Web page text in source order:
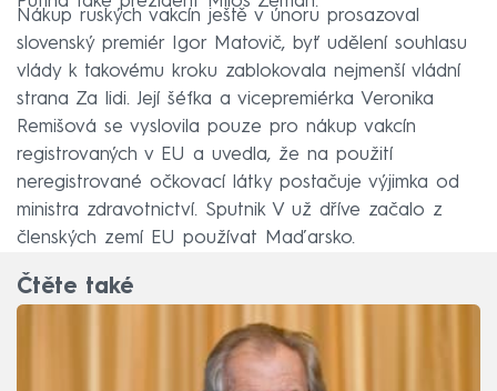
Nákup ruských vakcín ještě v únoru prosazoval
slovenský premiér Igor Matovič, byť udělení souhlasu
vlády k takovému kroku zablokovala nejmenší vládní
strana Za lidi. Její šéfka a vicepremiérka Veronika
Remišová se vyslovila pouze pro nákup vakcín
registrovaných v EU a uvedla, že na použití
neregistrované očkovací látky postačuje výjimka od
ministra zdravotnictví. Sputnik V už dříve začalo z
členských zemí EU používat Maďarsko.
Čtěte také